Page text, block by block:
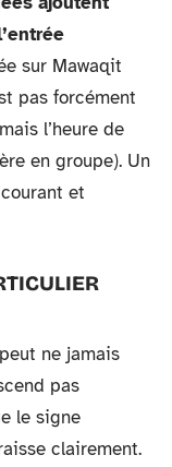
sur Mawaqit
pas forcément
l’heure de
en groupe). Un
et
ne jamais
pas
le signe
clairement.